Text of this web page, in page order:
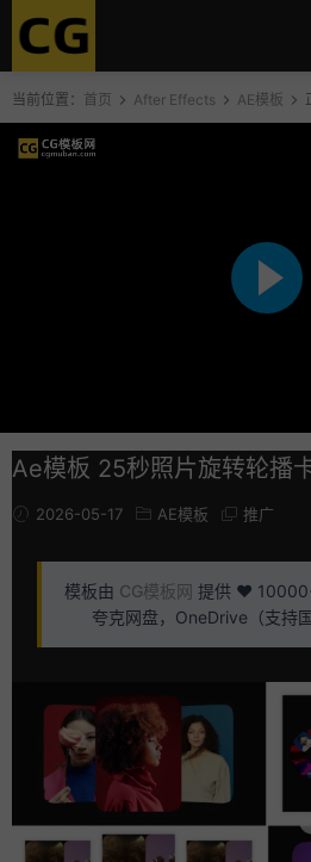
当前位置： 首页 After Effects AE模板
Ae模板 25秒照片旋转轮播
2026-05-17 AE模板 推广
模板由 CG模板网 提供 ❤️
夸克网盘，OneDrive（支持